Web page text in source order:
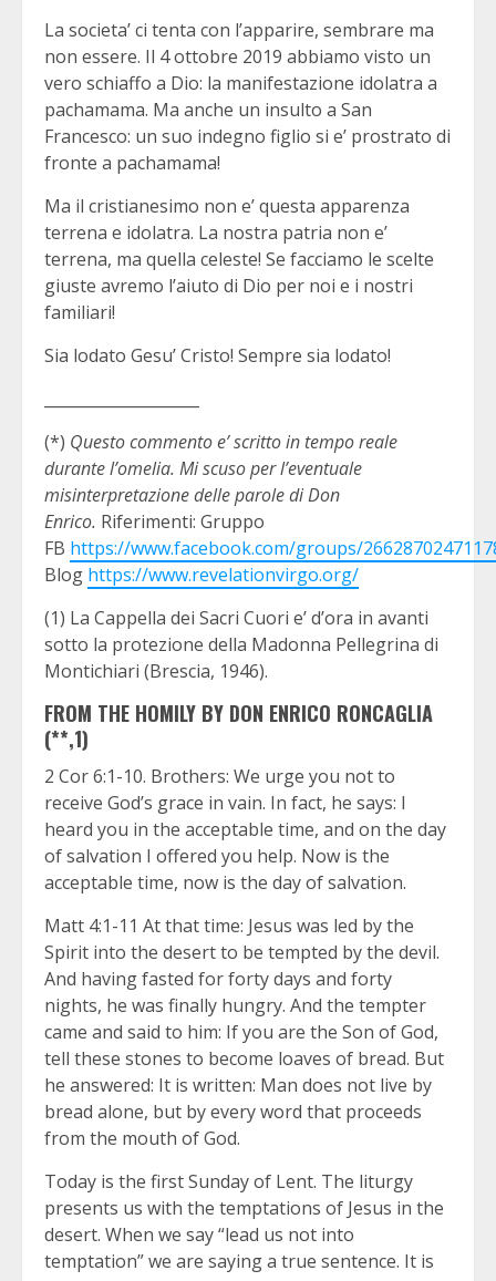
La societa’ ci tenta con l’apparire, sembrare ma
non essere. Il 4 ottobre 2019 abbiamo visto un
vero schiaffo a Dio: la manifestazione idolatra a
pachamama. Ma anche un insulto a San
Francesco: un suo indegno figlio si e’ prostrato di
fronte a pachamama!
Ma il cristianesimo non e’ questa apparenza
terrena e idolatra. La nostra patria non e’
terrena, ma quella celeste! Se facciamo le scelte
giuste avremo l’aiuto di Dio per noi e i nostri
familiari!
Sia lodato Gesu’ Cristo! Sempre sia lodato!
(*) Questo commento e’ scritto in tempo reale
durante l’omelia. Mi scuso per l’eventuale
misinterpretazione delle parole di Don
Enrico. Riferimenti: Gruppo
FB https://www.facebook.com/groups/
Blog https://www.revelationvirgo.org/
(1) La Cappella dei Sacri Cuori e’ d’ora in avanti
sotto la protezione della Madonna Pellegrina di
Montichiari (Brescia, 1946).
FROM THE HOMILY BY DON ENRICO RONCAGLIA
(**,1)
2 Cor 6:1-10. Brothers: We urge you not to
receive God’s grace in vain. In fact, he says: I
heard you in the acceptable time, and on the day
of salvation I offered you help. Now is the
acceptable time, now is the day of salvation.
Matt 4:1-11 At that time: Jesus was led by the
Spirit into the desert to be tempted by the devil.
And having fasted for forty days and forty
nights, he was finally hungry. And the tempter
came and said to him: If you are the Son of God,
tell these stones to become loaves of bread. But
he answered: It is written: Man does not live by
bread alone, but by every word that proceeds
from the mouth of God.
Today is the first Sunday of Lent. The liturgy
presents us with the temptations of Jesus in the
desert. When we say “lead us not into
temptation” we are saying a true sentence. It is